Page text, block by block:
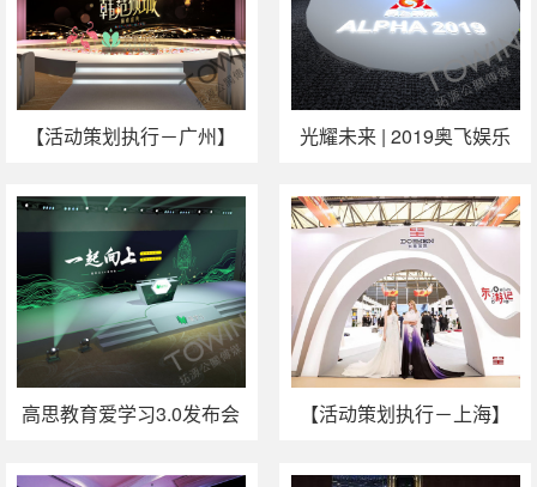
【活动策划执行－广州】
开启
光耀未来 | 2019奥飞娱乐
高思教育爱学习3.0发布会
【活动策划执行－上海】
海国际酒店用品博览会